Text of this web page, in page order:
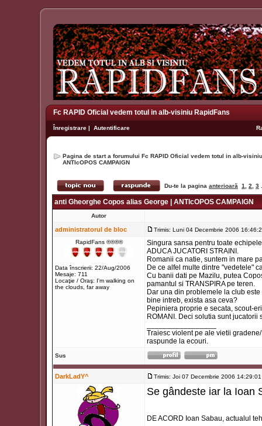
Fc RAPID Oficial vedem totul in alb-visiniu RapidFans
Înregistrare | Autentificare
Pagina de start a forumului Fc RAPID Oficial vedem totul in alb-
ANTIcOPOS CAMPAIGN
Du-te la pagina anterioară 1 2 3
anti Gheorghe Copos alias George | ANTIcOPOS CAMPAIGN
Autor
administratorul de bloc
Trimis: Luni 04 Decembrie 2006
RapidFans ®®®®
Data înscrierii: 22/Aug/2006
Mesaje: 711
Locaţie / Oraş: I'm walking on
the clouds, far away
Singura sansa pentru toate
ADUCA JUCATORI STRAINI.
Romanii ca natie, suntem in mare
De ce alfel multe dintre "vedetele"
Cu banii dati pe Mazilu, putea
pamantul si TRANSPIRA pe teren.
Dar una din problemele la club
bine intreb, exista asa ceva?
Pepiniera proprie e secata, scout-
ROMANI. Deci solutia sunt jucatorii
Traiesc violent pe ale vietii
raspunde la ecouri.
Sus
DarkLadY^ Trimis: Joi 07 Decembrie 2006 14:29:01
Se gândeste iar la Ioan
DE ACORD Ioan Sabau, actualul